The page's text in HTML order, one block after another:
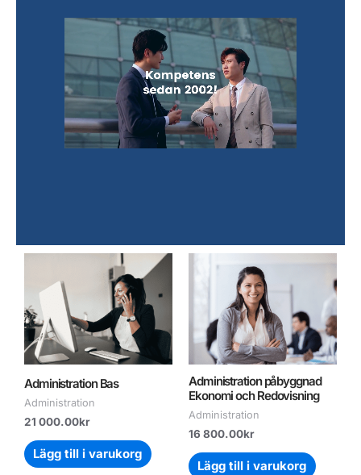
Administration Bas
Administration
21 000.00kr
Lägg till i varukorg
Administration påbyggnad
Ekonomi och Redovisning
Administration
16 800.00kr
Lägg till i varukorg